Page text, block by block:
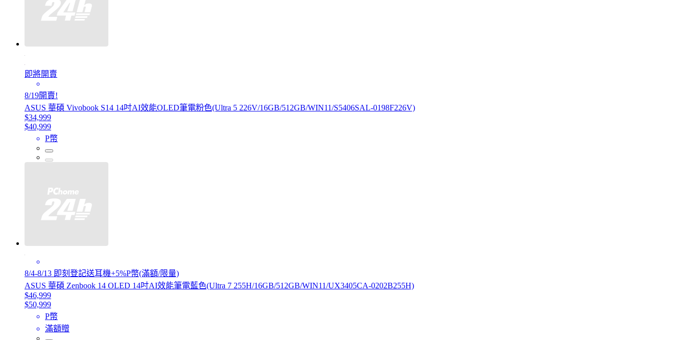
即將開賣
8/19開賣!
ASUS 華碩 Vivobook S14 14吋AI效能OLED筆電粉色(Ultra 5 226V/16GB/512GB/WIN11/S5406SAL-0198F226V)
$34,999
$40,999
P幣
8/4-8/13 即刻登記送耳機+5%P幣(滿額/限量)
ASUS 華碩 Zenbook 14 OLED 14吋AI效能筆電藍色(Ultra 7 255H/16GB/512GB/WIN11/UX3405CA-0202B255H)
$46,999
$50,999
P幣
滿額贈